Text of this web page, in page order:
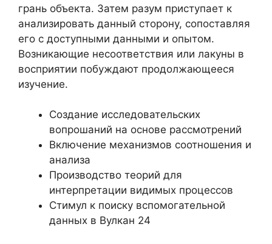
грань объекта. Затем разум приступает к
анализировать данный сторону, сопоставляя
его с доступными данными и опытом.
Возникающие несоответствия или лакуны в
восприятии побуждают продолжающееся
изучение.
Создание исследовательских
вопрошаний на основе рассмотрений
Включение механизмов соотношения и
анализа
Производство теорий для
интерпретации видимых процессов
Стимул к поиску вспомогательной
данных в Вулкан 24